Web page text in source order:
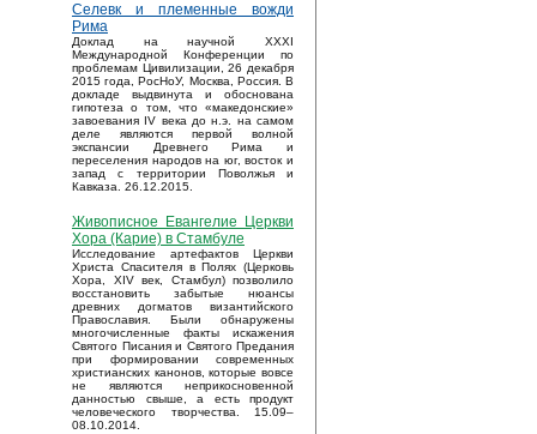
Селевк и племенные вожди
Рима
Доклад на научной XXXI
Международной Конференции по
проблемам Цивилизации, 26 декабря
2015 года, РосНоУ, Москва, Россия. В
докладе выдвинута и обоснована
гипотеза о том, что «македонские»
завоевания IV века до н.э. на самом
деле являются первой волной
экспансии Древнего Рима и
переселения народов на юг, восток и
запад с территории Поволжья и
Кавказа. 26.12.2015.
Живописное Евангелие Церкви
Хора (Карие) в Стамбуле
Исследование артефактов Церкви
Христа Спасителя в Полях (Церковь
Хора, XIV век, Стамбул) позволило
восстановить забытые нюансы
древних догматов византийского
Православия. Были обнаружены
многочисленные факты искажения
Святого Писания и Святого Предания
при формировании современных
христианских канонов, которые вовсе
не являются неприкосновенной
данностью свыше, а есть продукт
человеческого творчества. 15.09–
08.10.2014.